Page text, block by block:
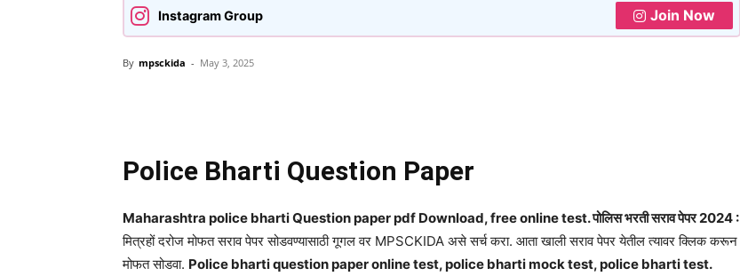
Instagram Group Join Now
By mpsckida - May 3, 2025
Police Bharti Question Paper
Maharashtra police bharti Question paper pdf Download, free online test. पोलिस भरती सराव पेपर 2024 :
मित्रहों दरोज मोफत सराव पेपर सोडवण्यासाठी गूगल वर MPSCKIDA असे सर्च करा. आता खाली सराव पेपर येतील त्यावर क्लिक करून
मोफत सोडवा. Police bharti question paper online test, police bharti mock test, police bharti test.